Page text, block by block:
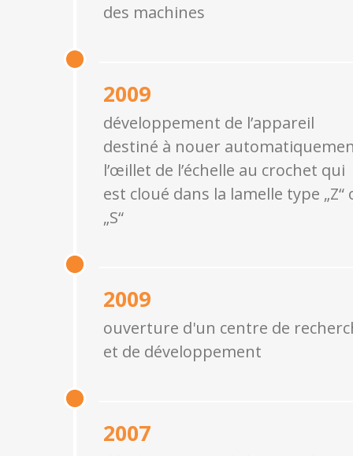
des machines
2009
développement de l’appareil
destiné à nouer
l’œillet de l’échelle au crochet qui
est cloué dans la lamelle type „Z“
„S“
2009
ouverture d'un centre de
et de développement
2007